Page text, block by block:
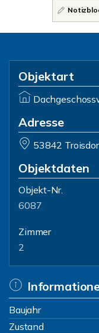
Objektart
Adresse
53842
Objektdaten
Objekt-Nr.
6087
Zimmer
2
Baujahr
Zustand